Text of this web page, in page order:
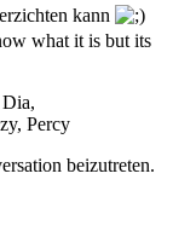
kann
what it is but its
Dia,
, Percy
beizutreten.